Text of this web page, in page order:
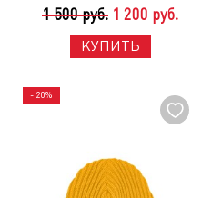
1 500 руб. 1 200 руб.
КУПИТЬ
- 20%